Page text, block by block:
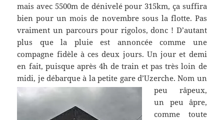
mais avec 5500m de dénivelé pour 315km, ça suffira
bien pour un mois de novembre sous la flotte. Pas
vraiment un parcours pour rigolos, donc ! D’autant
plus que la pluie est annoncée comme une
compagne fidèle à ces deux jours. Un jour et demi
en fait, puisque après 4h de train et pas très loin de
midi, je débarque à la petite gare d’Uzerche.Nom un
peu râpeux,
un peu âpre,
comme toute